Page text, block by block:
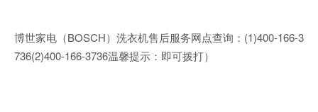
博世家电（BOSCH）洗衣机售后服务网点查询：(1)400-166-3
736(2)400-166-3736温馨提示：即可拨打）